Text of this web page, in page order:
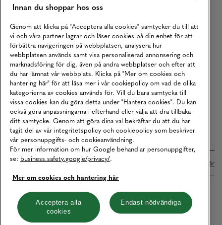
Returer
Köpvillkor
Karriär
Vårt Ansvar
Våra Tjänster
Press
Studentrabatt
B2B
Tillgänglighetsredogörelse
Betalningar online sköts i samarbete med Klarna. Läs mer här
Cookies Integritetspolicy
Hantera cookies
Innan du shoppar hos oss
Genom att klicka på "Acceptera alla cookies" samtycker du till att
vi och våra partner lagrar och läser cookies på din enhet för att
förbättra navigeringen på webbplatsen, analysera hur
webbplatsen används samt visa personaliserad annonsering och
marknadsföring för dig, även på andra webbplatser och efter att
du har lämnat vår webbplats. Klicka på "Mer om cookies och
hantering här" för att läsa mer i vår cookiepolicy om vad de olika
kategorierna av cookies används för. Vill du bara samtycka till
vissa cookies kan du göra detta under "Hantera cookies". Du kan
också göra anpassningarna i efterhand eller välja att dra tillbaka
ditt samtycke. Genom att göra dina val bekräftar du att du har
tagit del av vår integritetspolicy och cookiepolicy som beskriver
vår personuppgifts- och cookieanvändning.
För mer information om hur Google behandlar personuppgifter,
se: business.safety.google/privacy/.
Mer om cookies och hantering här
Acceptera alla
cookies
Endast nödvändiga